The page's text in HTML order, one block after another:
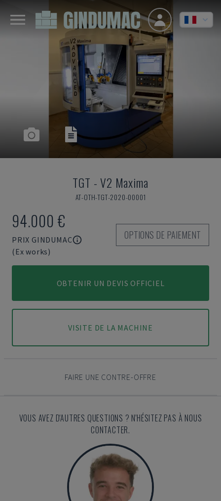
TGT -V2 Maxima
AT-OTH-TGT-2020-00001
94.000 €
PRIX GINDUMAC
(Ex works)
OPTIONS DE PAIEMENT
OBTENIR UN DEVIS OFFICIEL
VISITE DE LA MACHINE
FAIRE UNE CONTRE-OFFRE
VOUS AVEZ D'AUTRES QUESTIONS ? N'HÉSITEZ PAS À NOUS
CONTACTER.